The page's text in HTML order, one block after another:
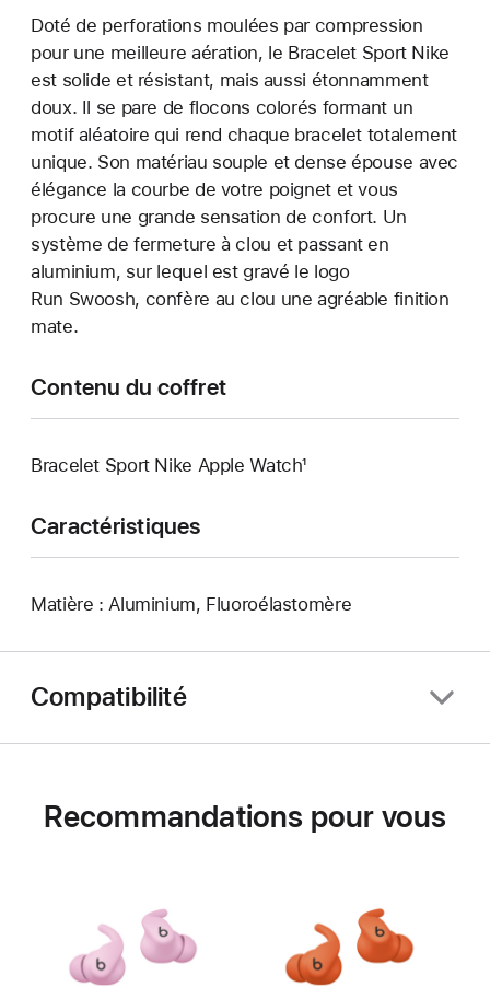
Doté de perforations moulées par compression
pour une meilleure aération, le Bracelet Sport Nike
est solide et résistant, mais aussi étonnamment
doux. Il se pare de flocons colorés formant un
motif aléatoire qui rend chaque bracelet totalement
unique. Son matériau souple et dense épouse avec
élégance la courbe de votre poignet et vous
procure une grande sensation de confort. Un
système de fermeture à clou et passant en
aluminium, sur lequel est gravé le logo
Run Swoosh, confère au clou une agréable finition
mate.
Contenu du coffret
Bracelet Sport Nike Apple Watch¹
Caractéristiques
Matière : Aluminium, Fluoroélastomère
Compatibilité
Recommandations pour vous